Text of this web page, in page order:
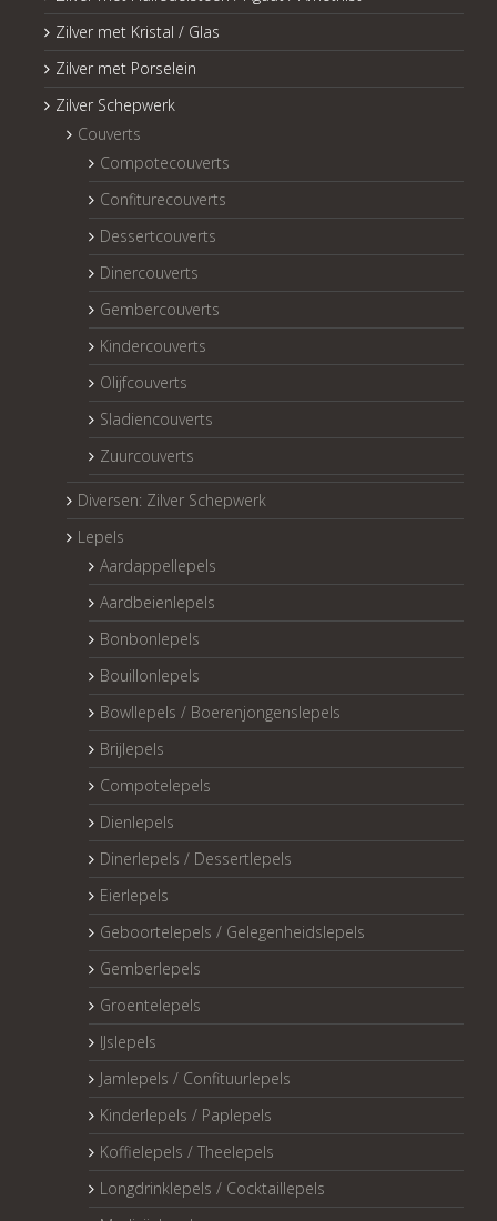
Zilver met Kristal / Glas
Zilver met Porselein
Zilver Schepwerk
Couverts
Compotecouverts
Confiturecouverts
Dessertcouverts
Dinercouverts
Gembercouverts
Kindercouverts
Olijfcouverts
Sladiencouverts
Zuurcouverts
Diversen: Zilver Schepwerk
Lepels
Aardappellepels
Aardbeienlepels
Bonbonlepels
Bouillonlepels
Bowllepels / Boerenjongenslepels
Brijlepels
Compotelepels
Dienlepels
Dinerlepels / Dessertlepels
Eierlepels
Geboortelepels / Gelegenheidslepels
Gemberlepels
Groentelepels
IJslepels
Jamlepels / Confituurlepels
Kinderlepels / Paplepels
Koffielepels / Theelepels
Longdrinklepels / Cocktaillepels